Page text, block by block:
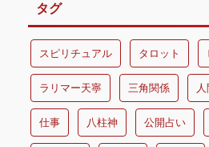
タグ
スピリチュアル タロット
ラリマー天寧 三角関係
仕事 八柱神 公開占い